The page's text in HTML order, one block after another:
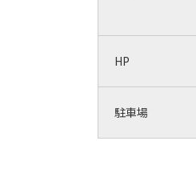
HP
駐車場